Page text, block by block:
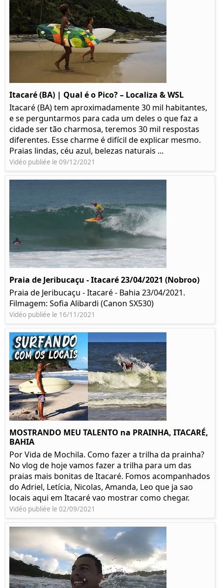
Itacaré (BA) | Qual é o Pico? – Localiza & WSL​​
Itacaré (BA) tem aproximadamente 30 mil habitantes,
e se perguntarmos para cada um deles o que faz a
cidade ser tão charmosa, teremos 30 mil respostas
diferentes. Esse charme é difícil de explicar mesmo.
Praias lindas, céu azul, belezas naturais ...
Vidéo publiée le 09/12/2021
Praia de Jeribucaçu - Itacaré 23/04/2021 (Nobroo)
Praia de Jeribucaçu - Itacaré - Bahia 23/04/2021.
Filmagem: Sofia Alibardi (Canon SX530)
Vidéo publiée le 16/11/2021
MOSTRANDO MEU TALENTO na PRAINHA, ITACARÉ,
BAHIA
Por Vida de Mochila. Como fazer a trilha da prainha?
No vlog de hoje vamos fazer a trilha para um das
praias mais bonitas de Itacaré. Fomos acompanhados
do Adriel, Letícia, Nicolas, Amanda, Leo que ja sao
locais aqui em Itacaré vao mostrar como chegar.
Vidéo publiée le 02/09/2021